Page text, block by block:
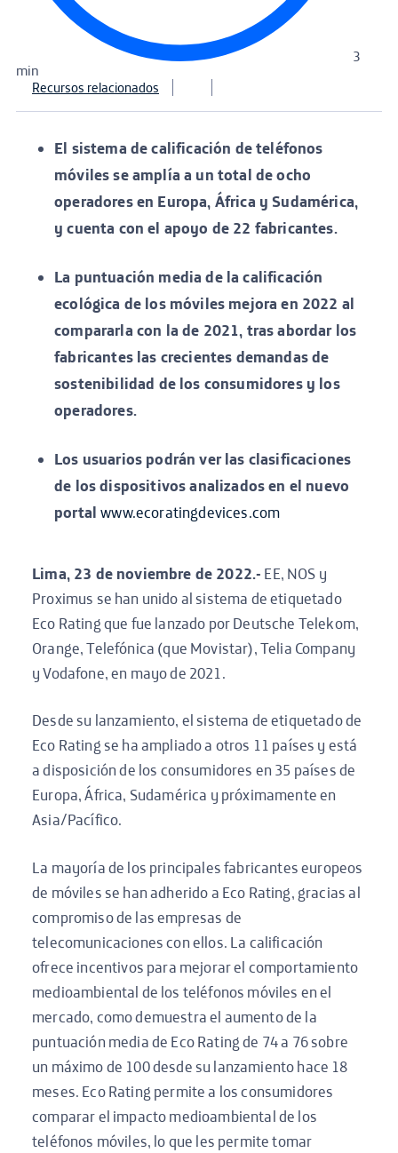
3
min
Recursos relacionados
El sistema de calificación de teléfonos
móviles se amplía a un total de ocho
operadores en Europa, África y Sudamérica,
y cuenta con el apoyo de 22 fabricantes.
La puntuación media de la calificación
ecológica de los móviles mejora en 2022 al
compararla con la de 2021, tras abordar los
fabricantes las crecientes demandas de
sostenibilidad de los consumidores y los
operadores.
Los usuarios podrán ver las clasificaciones
de los dispositivos analizados en el nuevo
portalwww.ecoratingdevices.com
Lima, 23 de noviembre de 2022.- EE, NOS y
Proximus se han unido al sistema de etiquetado
Eco Rating que fue lanzado por Deutsche Telekom,
Orange, Telefónica (que Movistar), Telia Company
y Vodafone, en mayo de 2021.
Desde su lanzamiento, el sistema de etiquetado de
Eco Rating se ha ampliado a otros 11 países y está
a disposición de los consumidores en 35 países de
Europa, África, Sudamérica y próximamente en
Asia/Pacífico.
La mayoría de los principales fabricantes europeos
de móviles se han adherido a Eco Rating, gracias al
compromiso de las empresas de
telecomunicaciones con ellos. La calificación
ofrece incentivos para mejorar el comportamiento
medioambiental de los teléfonos móviles en el
mercado, como demuestra el aumento de la
puntuación media de Eco Rating de 74 a 76 sobre
un máximo de 100 desde su lanzamiento hace 18
meses. Eco Rating permite a los consumidores
comparar el impacto medioambiental de los
teléfonos móviles, lo que les permite tomar